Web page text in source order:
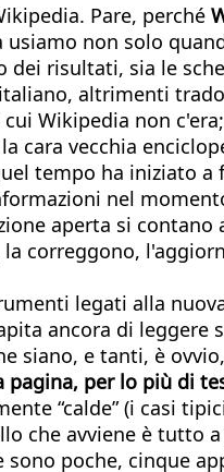
Pare, perché
usiamo non solo
risultati, sia le
altrimenti
Wikipedia non
cara vecchia
tempo ha iniziato a
nel
aperta si
correggono,
legati alla
ancora di
siano, e tanti, è
pagina, per lo più di
“calde” (i casi
che avviene è tutto
poche, cinque